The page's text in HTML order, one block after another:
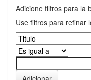
Adicione filtros para la
Use filtros para refinar